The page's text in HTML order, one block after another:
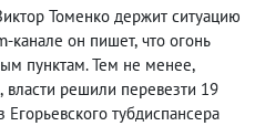
Томенко держит ситуацию
канале он пишет, что огонь
пунктам. Тем не менее,
, власти решили перевезти 19
тубдиспансера